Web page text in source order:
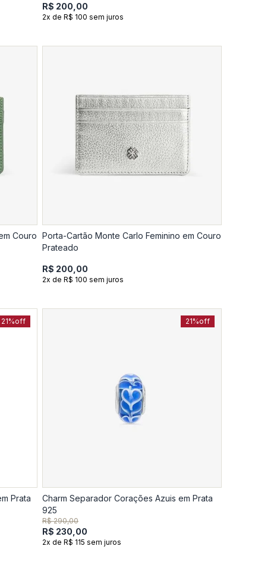
R$ 200,00
2x de R$ 100 sem juros
Couro Porta-Cartão Monte Carlo Feminino em Couro
Prateado
R$ 200,00
2x de R$ 100 sem juros
21%off
Prata
21%off
Charm Separador Corações Azuis em Prata
925
R$ 290,00
R$ 230,00
2x de R$ 115 sem juros